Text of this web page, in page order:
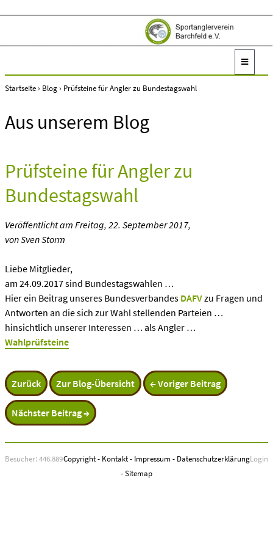
Startseite› Blog› Prüfsteine für Angler zu Bundestagswahl
Aus unserem Blog
Prüfsteine für Angler zu
Bundestagswahl
Veröffentlicht am Freitag, 22. September 2017,
von Sven Storm
Liebe Mitglieder,
am 24.09.2017 sind Bundestagswahlen …
Hier ein Beitrag unseres Bundesverbandes DAFVzu Fragen und
Antworten an die sich zur Wahl stellenden Parteien …
hinsichtlich unserer Interessen … als Angler …
Wahlprüfsteine
Zurück Zur Blog-Übersicht ← Voriger Beitrag
Nächster Beitrag →
Besucher: 446.889 Login
Copyright- Kontakt- Impressum - Datenschutzerklärung
-Sitemap